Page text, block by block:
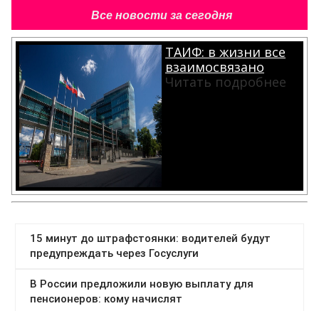
Все новости за сегодня
ТАИФ: в жизни все
взаимосвязано
Читать подробнее